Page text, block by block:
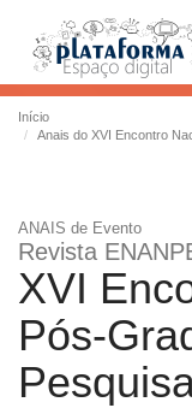
Início
Anais do XVI Encontro
ANAIS de Evento
Revista
XVI
Pós-